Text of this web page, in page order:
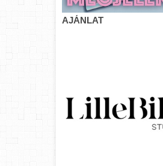
AJÁNLAT